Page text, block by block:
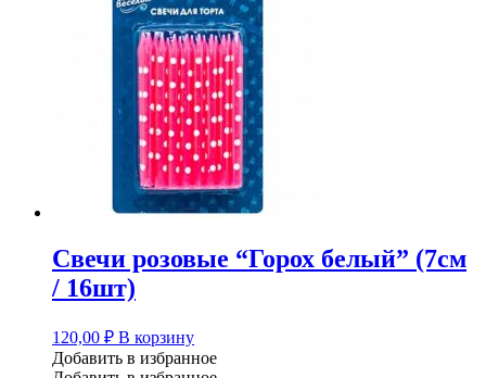
Свечи розовые “Горох белый” (7см
/ 16шт)
120,00 ₽ В корзину
Добавить в избранное